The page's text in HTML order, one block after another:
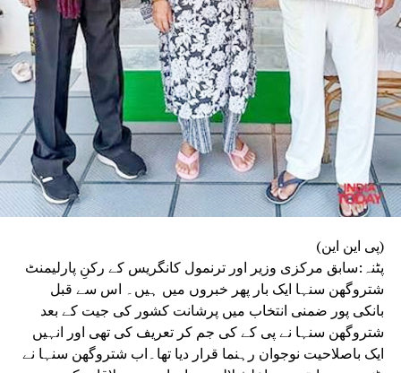
(پی این این)
پٹنہ:سابق مرکزی وزیر اور ترنمول کانگریس کے رکنِ پارلیمنٹ
شتروگھن سنہا ایک بار پھر خبروں میں ہیں۔ اس سے قبل
بانکی پور ضمنی انتخاب میں پرشانت کشور کی جیت کے بعد
شتروگھن سنہا نے پی کے کی جم کر تعریف کی تھی اور انہیں
ایک باصلاحیت نوجوان رہنما قرار دیا تھا۔اب شتروگھن سنہا نے